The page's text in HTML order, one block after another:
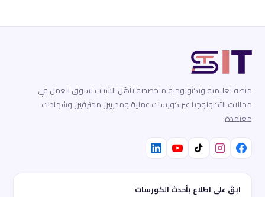
منصة تعليمية وتكنولوجية متخصصة تأهّل الشباب لسوق العمل في
مجالات التكنولوجيا عبر كورسات عملية ومدربين محترفين وشهادات
معتمدة.
ابقَ على اطلاع بأحدث الكورسات